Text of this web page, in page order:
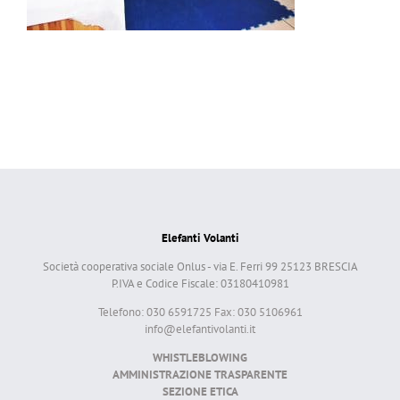
Elefanti Volanti
Società cooperativa sociale Onlus - via E. Ferri 99 25123 BRESCIA
P.IVA e Codice Fiscale: 03180410981
Telefono: 030 6591725 Fax: 030 5106961
info@elefantivolanti.it
WHISTLEBLOWING
AMMINISTRAZIONE TRASPARENTE
SEZIONE ETICA